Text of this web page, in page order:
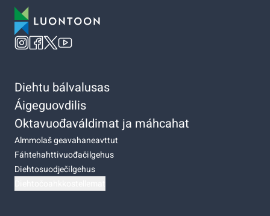
Diehtu bálvalusas
Áigeguovdilis
Oktavuođaváldimat ja máhcahat
Almmolaš geavahaneavttut
Fáhtehahttivuođačilgehus
Diehtosuodječilgehus